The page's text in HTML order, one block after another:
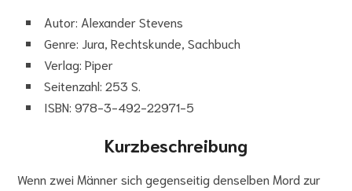
Autor: Alexander Stevens
Genre: Jura, Rechtskunde, Sachbuch
Verlag: Piper
Seitenzahl: 253 S.
ISBN: 978-3-492-22971-5
Kurzbeschreibung
Wenn zwei Männer sich gegenseitig denselben Mord zur